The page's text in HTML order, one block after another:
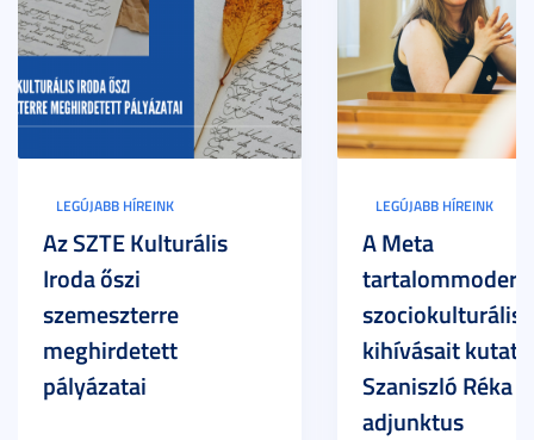
LEGÚJABB HÍREINK
Az SZTE Kulturális
Iroda őszi
szemeszterre
meghirdetett
pályázatai
LEGÚJABB HÍREINK
A Meta
szociokulturális
kihívásait
Szaniszló Réka
adjunktus